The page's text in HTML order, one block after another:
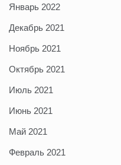
Январь 2022
Декабрь 2021
Ноябрь 2021
Октябрь 2021
Июль 2021
Июнь 2021
Май 2021
Февраль 2021